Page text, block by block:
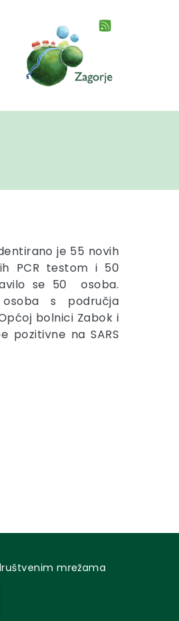
je 55 novih
PCR testom i 50
se 50 osoba.
s područja
bolnici Zabok i
pozitivne na SARS
mrežama